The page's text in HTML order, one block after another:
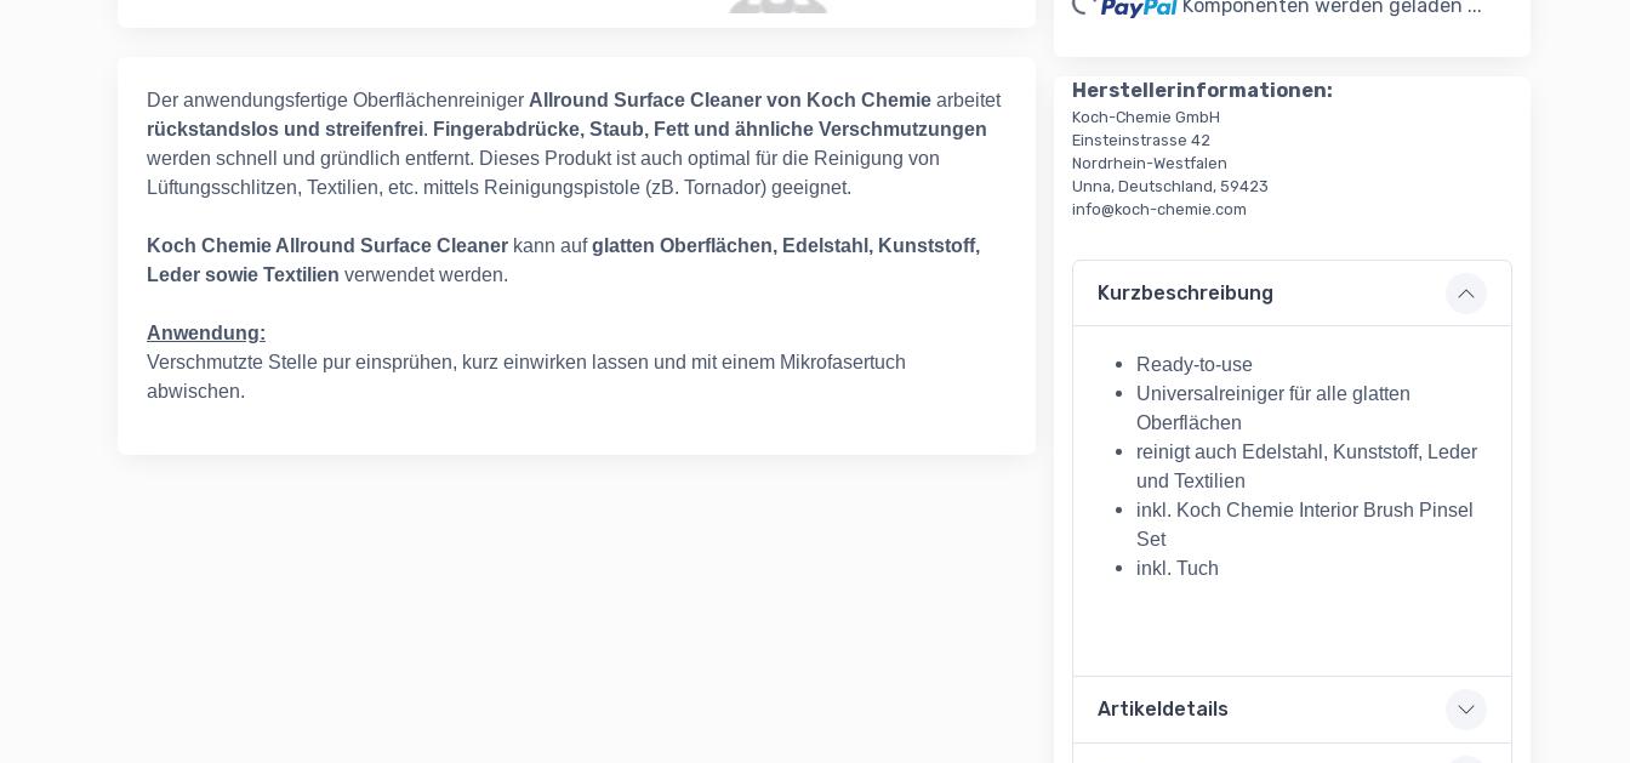
Der anwendungsfertige Oberflächenreiniger Allround Surface Cleaner von Koch Chemie arbeitet
rückstandslos und streifenfrei. Fingerabdrücke, Staub, Fett und ähnliche Verschmutzungen
werden schnell und gründlich entfernt. Dieses Produkt ist auch optimal für die Reinigung von
Lüftungsschlitzen, Textilien, etc. mittels Reinigungspistole (zB. Tornador) geeignet.
Koch Chemie Allround Surface Cleaner kann aufglatten Oberflächen, Edelstahl, Kunststoff,
Leder sowie Textilien verwendet werden.
Anwendung:
Verschmutzte Stelle pur einsprühen, kurz einwirken lassen und mit einem Mikrofasertuch
abwischen.
Loading... Komponenten werden geladen ...
Herstellerinformationen:
Koch-Chemie GmbH
Einsteinstrasse 42
Nordrhein-Westfalen
Unna, Deutschland, 59423
info@koch-chemie.com
Kurzbeschreibung
Ready-to-use
Universalreiniger für alle glatten
Oberflächen
reinigt auch Edelstahl, Kunststoff, Leder
und Textilien
inkl. Koch Chemie Interior Brush Pinsel
Set
inkl. Tuch
Artikeldetails